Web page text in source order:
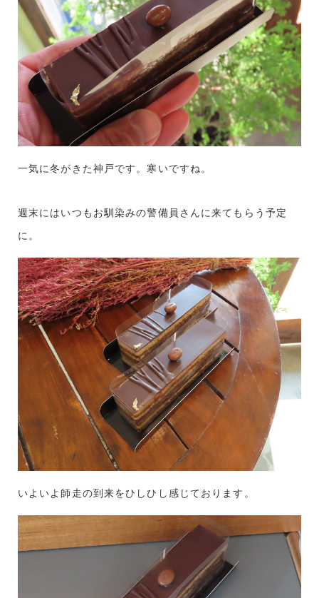
一気に冬がきた神戸です。寒いですね。
週末にはいつもお馴染みの警備員さんに来てもらう予定
に。
いよいよ師走の到来をひしひし感じております。